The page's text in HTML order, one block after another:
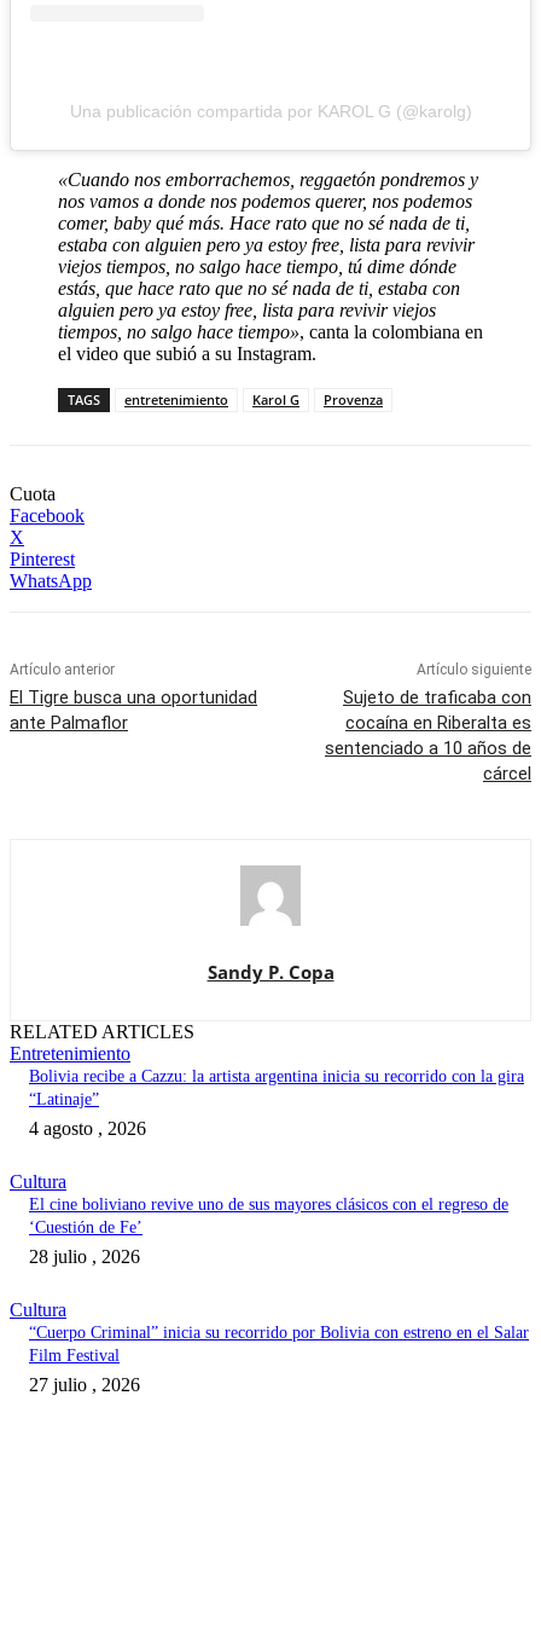
Una publicación compartida por KAROL G (@karolg)
«Cuando nos emborrachemos, reggaetón pondremos y
nos vamos a donde nos podemos querer, nos podemos
comer, baby qué más. Hace rato que no sé nada de ti,
estaba con alguien pero ya estoy free, lista para revivir
viejos tiempos, no salgo hace tiempo, tú dime dónde
estás, que hace rato que no sé nada de ti, estaba con
alguien pero ya estoy free, lista para revivir viejos
tiempos, no salgo hace tiempo», canta la colombiana en
el video que subió a su Instagram.
TAGS entretenimiento Karol G Provenza
Cuota
Facebook
X
Pinterest
WhatsApp
Artículo anterior
El Tigre busca una oportunidad
ante Palmaflor
Artículo siguiente
Sujeto de traficaba con
cocaína en Riberalta es
sentenciado a 10 años de
cárcel
Sandy P. Copa
RELATED ARTICLES
Entretenimiento
Bolivia recibe a Cazzu: la artista argentina inicia su recorrido con la gira
“Latinaje”
4 agosto , 2026
Cultura
El cine boliviano revive uno de sus mayores clásicos con el regreso de
‘Cuestión de Fe’
28 julio , 2026
Cultura
“Cuerpo Criminal” inicia su recorrido por Bolivia con estreno en el Salar
Film Festival
27 julio , 2026